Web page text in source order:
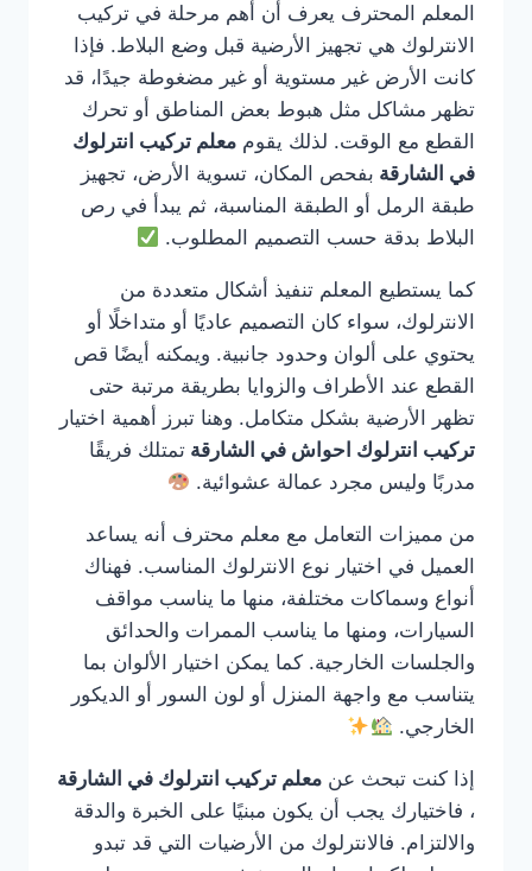
المعلم المحترف يعرف أن أهم مرحلة في تركيب
الانترلوك هي تجهيز الأرضية قبل وضع البلاط. فإذا
كانت الأرض غير مستوية أو غير مضغوطة جيدًا، قد
تظهر مشاكل مثل هبوط بعض المناطق أو تحرك
القطع مع الوقت. لذلك يقوم معلم تركيب انترلوك
في الشارقة بفحص المكان، تسوية الأرض، تجهيز
طبقة الرمل أو الطبقة المناسبة، ثم يبدأ في رص
البلاط بدقة حسب التصميم المطلوب.
كما يستطيع المعلم تنفيذ أشكال متعددة من
الانترلوك، سواء كان التصميم عاديًا أو متداخلًا أو
يحتوي على ألوان وحدود جانبية. ويمكنه أيضًا قص
القطع عند الأطراف والزوايا بطريقة مرتبة حتى
تظهر الأرضية بشكل متكامل. وهنا تبرز أهمية اختيار
تركيب انترلوك احواش في الشارقة تمتلك فريقًا
مدربًا وليس مجرد عمالة عشوائية.
من مميزات التعامل مع معلم محترف أنه يساعد
العميل في اختيار نوع الانترلوك المناسب. فهناك
أنواع وسماكات مختلفة، منها ما يناسب مواقف
السيارات، ومنها ما يناسب الممرات والحدائق
والجلسات الخارجية. كما يمكن اختيار الألوان بما
يتناسب مع واجهة المنزل أو لون السور أو الديكور
الخارجي.
إذا كنت تبحث عن معلم تركيب انترلوك في الشارقة
، فاختيارك يجب أن يكون مبنيًا على الخبرة والدقة
والالتزام. فالانترلوك من الأرضيات التي قد تبدو